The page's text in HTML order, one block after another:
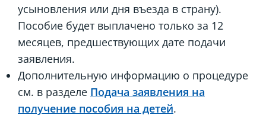
усыновления или дня въезда в страну).
Пособие будет выплачено только за 12
месяцев, предшествующих дате подачи
заявления.
Дополнительную информацию о процедуре
см. в разделе Подача заявления на
получение пособия на детей.